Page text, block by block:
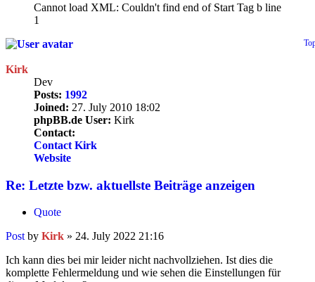
Cannot load XML: Couldn't find end of Start Tag b line
1
Kirk
Dev
Posts: 1992
Joined: 27. July 2010 18:02
phpBB.de User: Kirk
Contact:
Contact Kirk
Website
Re: Letzte bzw. aktuellste Beiträge anzeigen
Quote
Post by Kirk » 24. July 2022 21:16
Ich kann dies bei mir leider nicht nachvollziehen. Ist dies die
komplette Fehlermeldung und wie sehen die Einstellungen für